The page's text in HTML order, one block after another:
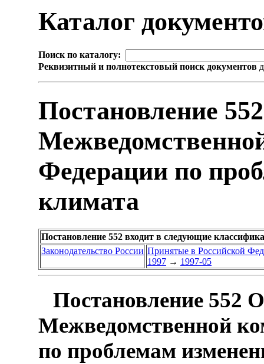
Каталог
Поиск по каталогу:
Реквизитный и полнотекстовый поиск документов
Постановление
Федерации по
климата
Постановление 552 входит в следующие
Законодательство России Принятые в Российской
1997 → 1997-05
Постановление 552
Межведомственной
по проблемам